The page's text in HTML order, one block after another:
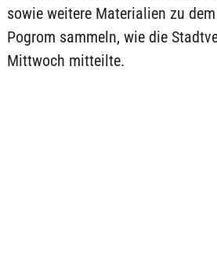
sowie weitere Materialien zu
Pogrom sammeln, wie die
Mittwoch mitteilte.